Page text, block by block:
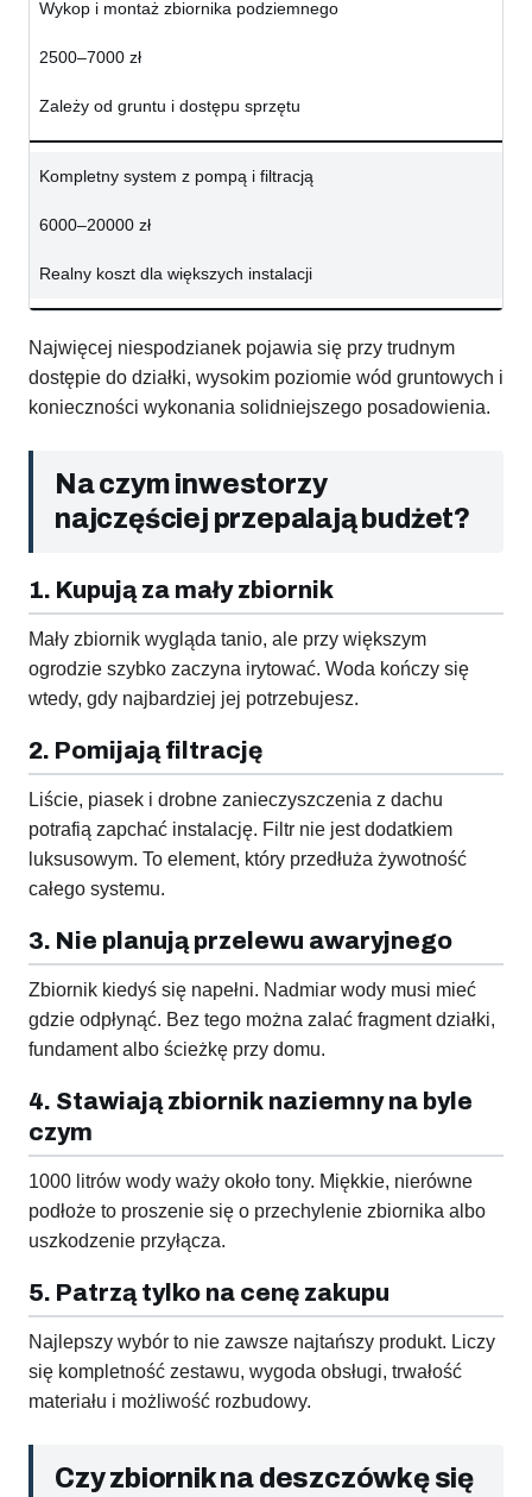
Wykop i montaż zbiornika podziemnego
2500–7000 zł
Zależy od gruntu i dostępu sprzętu
Kompletny system z pompą i filtracją
6000–20000 zł
Realny koszt dla większych instalacji
Najwięcej niespodzianek pojawia się przy trudnym
dostępie do działki, wysokim poziomie wód gruntowych i
konieczności wykonania solidniejszego posadowienia.
Na czym inwestorzy
najczęściej przepalają budżet?
1. Kupują za mały zbiornik
Mały zbiornik wygląda tanio, ale przy większym
ogrodzie szybko zaczyna irytować. Woda kończy się
wtedy, gdy najbardziej jej potrzebujesz.
2. Pomijają filtrację
Liście, piasek i drobne zanieczyszczenia z dachu
potrafią zapchać instalację. Filtr nie jest dodatkiem
luksusowym. To element, który przedłuża żywotność
całego systemu.
3. Nie planują przelewu awaryjnego
Zbiornik kiedyś się napełni. Nadmiar wody musi mieć
gdzie odpłynąć. Bez tego można zalać fragment działki,
fundament albo ścieżkę przy domu.
4. Stawiają zbiornik naziemny na byle
czym
1000 litrów wody waży około tony. Miękkie, nierówne
podłoże to proszenie się o przechylenie zbiornika albo
uszkodzenie przyłącza.
5. Patrzą tylko na cenę zakupu
Najlepszy wybór to nie zawsze najtańszy produkt. Liczy
się kompletność zestawu, wygoda obsługi, trwałość
materiału i możliwość rozbudowy.
Czy zbiornik na deszczówkę się